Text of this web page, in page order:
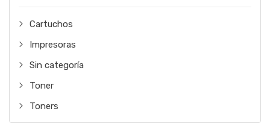
Cartuchos
Impresoras
Sin categoría
Toner
Toners